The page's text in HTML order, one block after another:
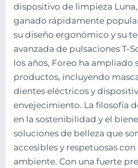
dispositivo de limpieza
ganado rápidamente
su diseño ergonómico y su
avanzada de pulsaciones T-
los años, Foreo ha ampliado
productos, incluyendo
dientes eléctricos y
envejecimiento. La filosofía
en la sostenibilidad y el
soluciones de belleza que
accesibles y respetuosas
ambiente. Con una fuerte